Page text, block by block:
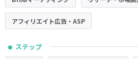
アフィリエイト広告・ASP
● ステップ